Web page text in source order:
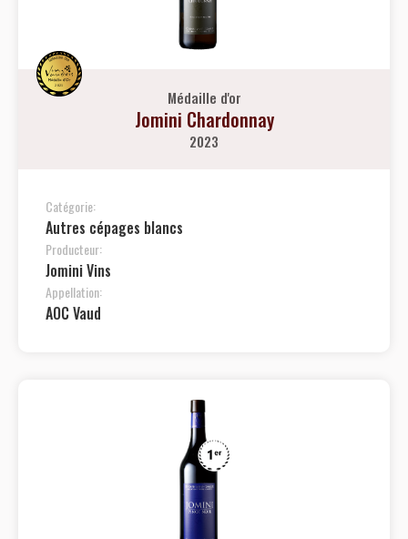
Médaille d'or
Jomini Chardonnay
2023
Catégorie:
Autres cépages blancs
Producteur:
Jomini Vins
Appellation:
AOC Vaud